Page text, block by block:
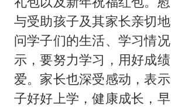
与受助孩子及其家长亲切
问学子们的生活、学习情
示，要努力学习，用好成
爱。家长也深受感动，表
子好好上学，健康成长，